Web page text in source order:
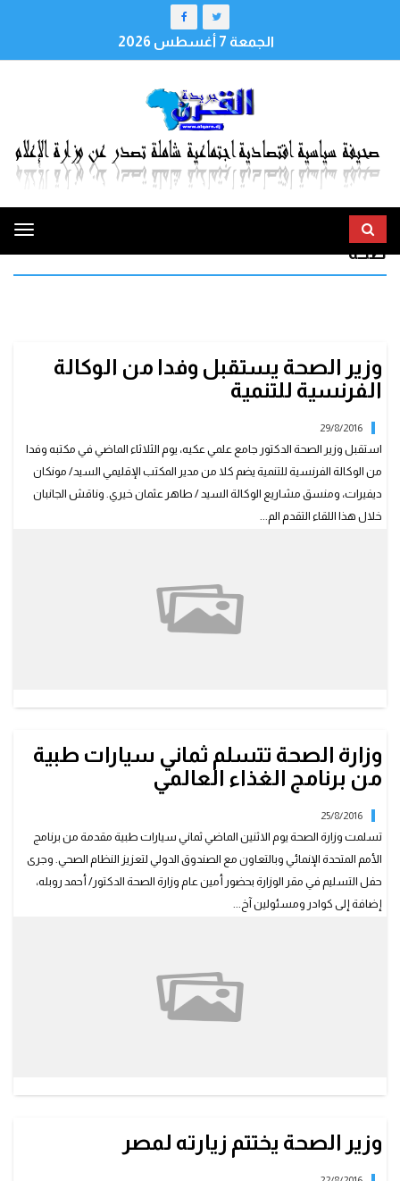
الجمعة 7 أغسطس 2026
صحة
وزير الصحة يستقبل وفدا من الوكالة
الفرنسية للتنمية
29/8/2016
استقبل وزير الصحة الدكتور جامع علمي عكيه، يوم الثلاثاء الماضي في مكتبه وفدا
من الوكالة الفرنسية للتنمية يضم كلا من مدير المكتب الإقليمي السيد/ مونكان
ديفيرات، ومنسق مشاريع الوكالة السيد / طاهر عثمان خيري. وناقش الجانبان
خلال هذا اللقاء التقدم الم...
وزارة الصحة تتسلم ثماني سيارات طبية
من برنامج الغذاء العالمي
25/8/2016
تسلمت وزارة الصحة يوم الاثنين الماضي ثماني سيارات طبية مقدمة من برنامج
الأمم المتحدة الإنمائي وبالتعاون مع الصندوق الدولي لتعزيز النظام الصحي. وجرى
حفل التسليم في مقر الوزارة بحضور أمين عام وزارة الصحة الدكتور/ أحمد روبله،
إضافة إلى كوادر ومسئولين آخ...
وزير الصحة يختتم زيارته لمصر